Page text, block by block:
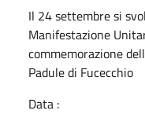
Il 24 settembre si
Manifestazione
commemorazione
Padule di Fucecchio
Data :